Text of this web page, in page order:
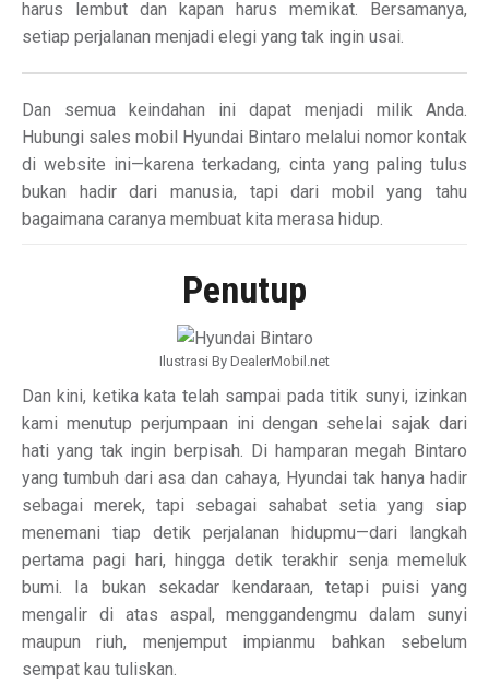
harus lembut dan kapan harus memikat. Bersamanya,
setiap perjalanan menjadi elegi yang tak ingin usai.
Dan semua keindahan ini dapat menjadi milik Anda.
Hubungi sales mobil Hyundai Bintaro melalui nomor kontak
di website ini—karena terkadang, cinta yang paling tulus
bukan hadir dari manusia, tapi dari mobil yang tahu
bagaimana caranya membuat kita merasa hidup.
Penutup
Ilustrasi By DealerMobil.net
Dan kini, ketika kata telah sampai pada titik sunyi, izinkan
kami menutup perjumpaan ini dengan sehelai sajak dari
hati yang tak ingin berpisah. Di hamparan megah Bintaro
yang tumbuh dari asa dan cahaya, Hyundai tak hanya hadir
sebagai merek, tapi sebagai sahabat setia yang siap
menemani tiap detik perjalanan hidupmu—dari langkah
pertama pagi hari, hingga detik terakhir senja memeluk
bumi. Ia bukan sekadar kendaraan, tetapi puisi yang
mengalir di atas aspal, menggandengmu dalam sunyi
maupun riuh, menjemput impianmu bahkan sebelum
sempat kau tuliskan.